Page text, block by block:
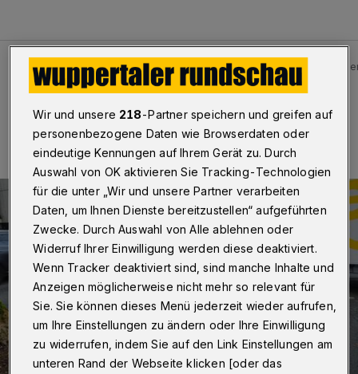
Lokales Bilder: Unfall auf dem Gehweg der B7 in
Bilderstrecke
Unfall auf dem Gehweg
Wir und unsere 218-Partner speichern und greifen auf
personenbezogene Daten wie Browserdaten oder
eindeutige Kennungen auf Ihrem Gerät zu. Durch
Auswahl von OK aktivieren Sie Tracking-Technologien
für die unter „Wir und unsere Partner verarbeiten
Daten, um Ihnen Dienste bereitzustellen“ aufgeführten
Zwecke. Durch Auswahl von Alle ablehnen oder
Widerruf Ihrer Einwilligung werden diese deaktiviert.
Wenn Tracker deaktiviert sind, sind manche Inhalte und
Anzeigen möglicherweise nicht mehr so relevant für
Sie. Sie können dieses Menü jederzeit wieder aufrufen,
um Ihre Einstellungen zu ändern oder Ihre Einwilligung
zu widerrufen, indem Sie auf den Link Einstellungen am
unteren Rand der Webseite klicken [oder das